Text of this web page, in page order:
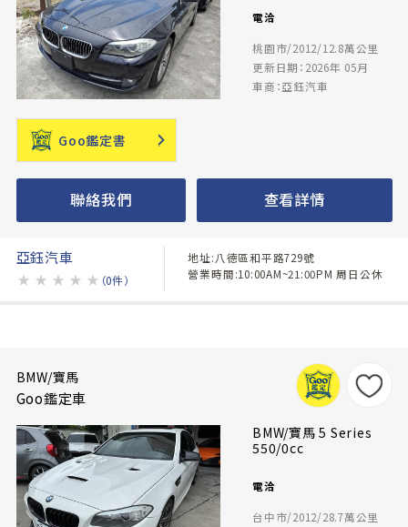
電洽
桃園市/2012/12.8萬公里
更新日期：2026年 05月
車商：亞鈺汽車
Goo鑑定書
聯絡我們 查看詳情
亞鈺汽車
★ ★ ★ ★ ★ （0件）
地址:八德區和平路729號
營業時間:10:00AM~21:00PM 周日公休
BMW/寶馬
Goo鑑定車
BMW/寶馬 5 Series
550/0cc
電洽
台中市/2012/28.7萬公里